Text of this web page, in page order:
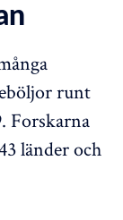
runt
Forskarna
länder och